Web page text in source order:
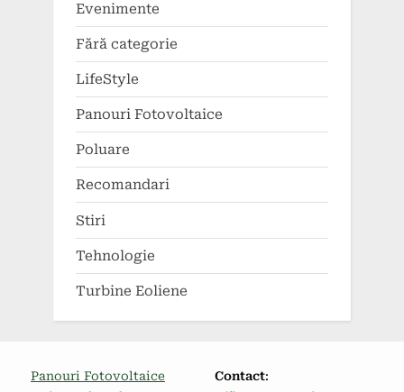
Evenimente
Fără categorie
LifeStyle
Panouri Fotovoltaice
Poluare
Recomandari
Stiri
Tehnologie
Turbine Eoliene
Panouri Fotovoltaice
Contact: